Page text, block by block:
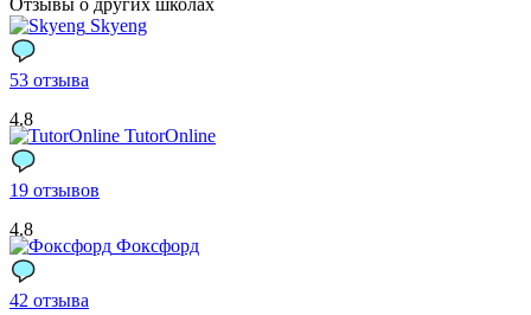
Skyeng
53 отзыва
4.8
TutorOnline
19 отзывов
4.8
Фоксфорд
42 отзыва